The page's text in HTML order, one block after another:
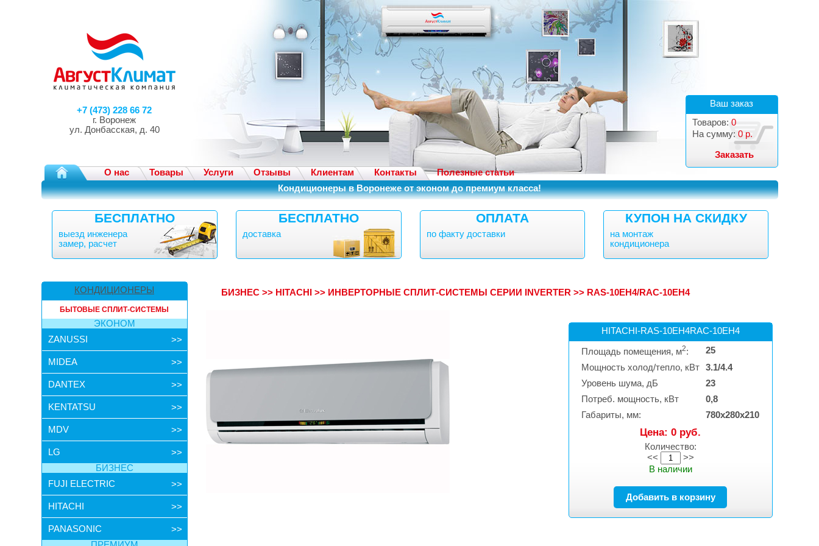
+7 (473) 228 66 72
г. Воронеж
ул. Донбасская, д. 40
Ваш заказ
Товаров: 0
На сумму: 0 р.
Заказать
О нас
Товары Услуги Отзывы Клиентам Контакты
Полезные статьи
Кондиционеры в Воронеже от эконом до премиум класса!
БЕСПЛАТНО
выезд инженера
замер, расчет
БЕСПЛАТНО
доставка
ОПЛАТА
по факту доставки
КУПОН НА СКИДКУ
на монтаж
кондиционера
КОНДИЦИОНЕРЫ
БЫТОВЫЕ СПЛИТ-СИСТЕМЫ
ЭКОНОМ
ZANUSSI
>>
MIDEA >>
DANTEX >>
KENTATSU >>
MDV >>
LG
>>
БИЗНЕС
FUJI ELECTRIC
>>
HITACHI >>
PANASONIC
>>
БИЗНЕС>> HITACHI >> ИНВЕРТОРНЫЕ СПЛИТ-СИСТЕМЫ СЕРИИ INVERTER >> RAS-10EH4/RAC-10EH4
HITACHI-RAS-10EH4RAC-10EH4
Площадь помещения, м2:
25
Мощность холод/тепло, кВт
3.1/4.4
Уровень шума, дБ
23
Потреб. мощность, кВт
0,8
Габариты, мм:
780х280х210
Цена: 0 руб.
Количество:
<<
>>
В наличии
Добавить в корзину